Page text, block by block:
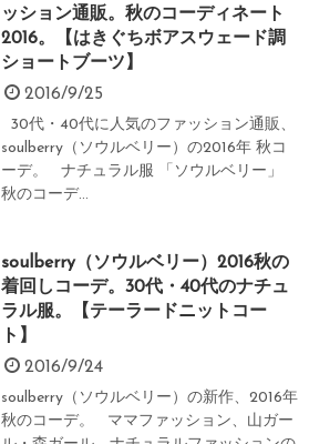
ッション通販。秋のコーディネート
2016。【はきぐちボアスウェード調
ショートブーツ】
2016/9/25
30代・40代に人気のファッション通販、
soulberry（ソウルベリー）の2016年 秋コ
ーデ。 ナチュラル服 「ソウルベリー」
秋のコーデ...
soulberry（ソウルベリー）2016秋の
着回しコーデ。30代・40代のナチュ
ラル服。【テーラードニットコー
ト】
2016/9/24
soulberry（ソウルベリー）の新作、2016年
秋のコーデ。 ママファッション、山ガー